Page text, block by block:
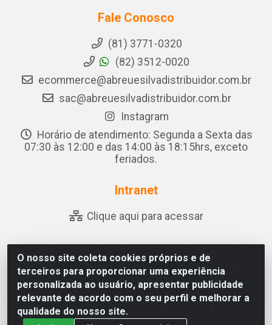
O nosso site coleta cookies próprios e de
terceiros para proporcionar uma experiência
personalizada ao usuário, apresentar publicidade
relevante de acordo com o seu perfil e melhorar a
qualidade do nosso site.
Fale Conosco
(81) 3771-0320
(82) 3512-0020
ecommerce@abreuesilvadistribuidor.com.br
sac@abreuesilvadistribuidor.com.br
Instagram
Horário de atendimento: Segunda a Sexta das
07:30 às 12:00 e das 14:00 às 18:15hrs, exceto
feriados.
Intranet
Clique aqui para acessar
Abreu & Silva - Rua Padre Jose de Souza Leite, 265 - Ariado,
Olho D'Água das Flores/AL - CEP 57.442-000 - CNPJ
04.790.656/0001-06